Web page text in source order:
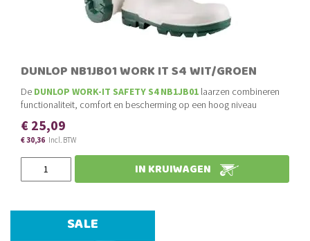
DUNLOP NB1JB01 WORK IT S4 WIT/GROEN
De DUNLOP WORK-IT SAFETY S4 NB1JB01 laarzen combineren
functionaliteit, comfort en bescherming op een hoog niveau
€ 30,36
€ 25,09
IN KRUIWAGEN
SALE